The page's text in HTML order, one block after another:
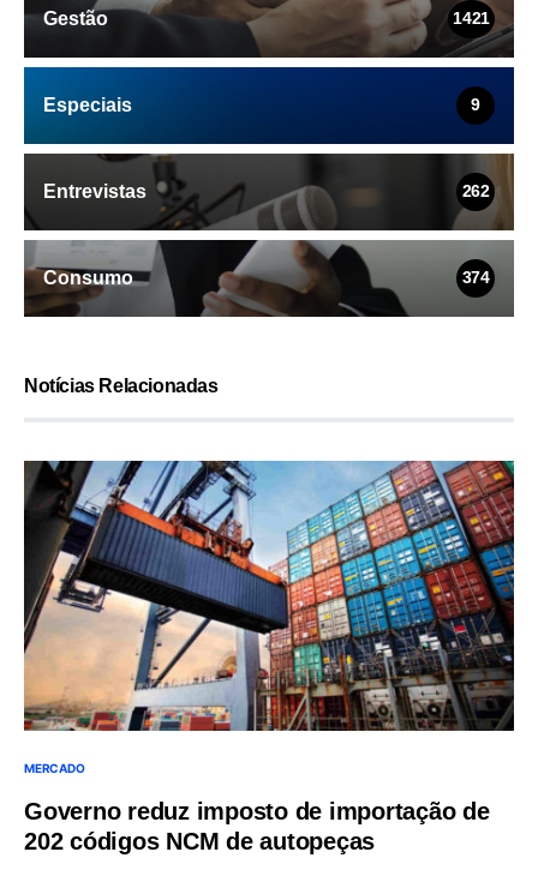
Gestão 1421
Especiais 9
Entrevistas 262
Consumo 374
Notícias Relacionadas
MERCADO
Governo reduz imposto de importação de
202 códigos NCM de autopeças